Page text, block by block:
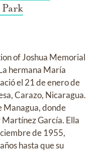
of Joshua Memorial
hermana María
el 21 de enero de
Carazo, Nicaragua.
Managua, donde
Martínez García. Ella
de 1955,
hasta que su